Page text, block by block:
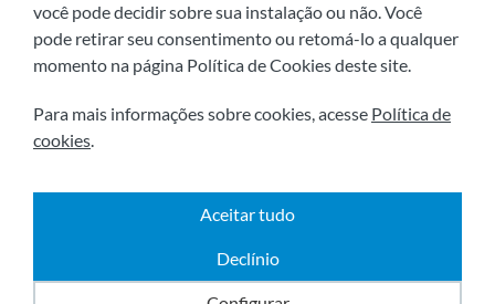
Visite-nos em breve em:
2026 © Todos os direitos reservados.
Política de cookies
Powered by
você pode decidir sobre sua instalação ou não. Você
pode retirar seu consentimento ou retomá-lo a qualquer
momento na página Política de Cookies deste site.
Para mais informações sobre cookies, acesse Política de
cookies.
Aceitar tudo
Declínio